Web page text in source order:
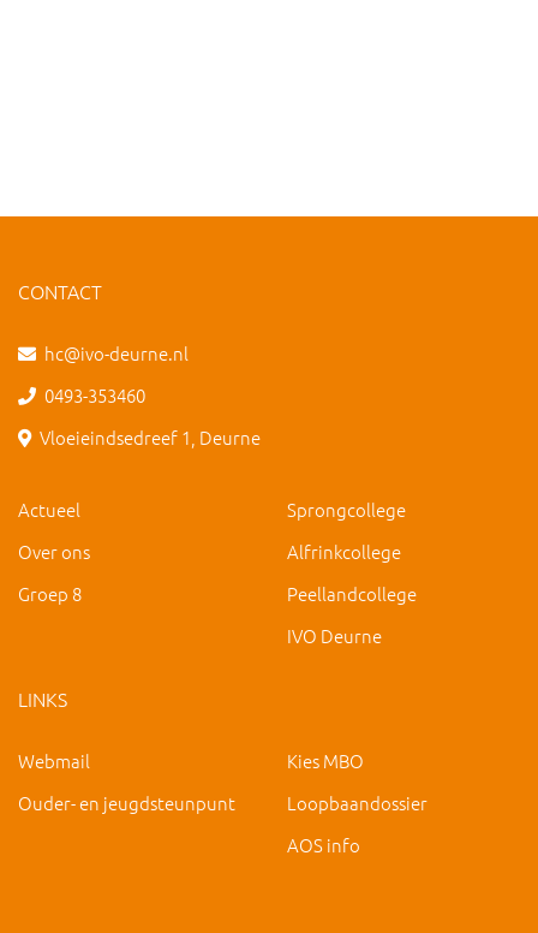
CONTACT
hc@ivo-deurne.nl
0493-353460
Vloeieindsedreef 1, Deurne
Actueel
Over ons
Groep 8
Sprongcollege
Alfrinkcollege
Peellandcollege
IVO Deurne
LINKS
Webmail
Ouder- en jeugdsteunpunt
Kies MBO
Loopbaandossier
AOS info